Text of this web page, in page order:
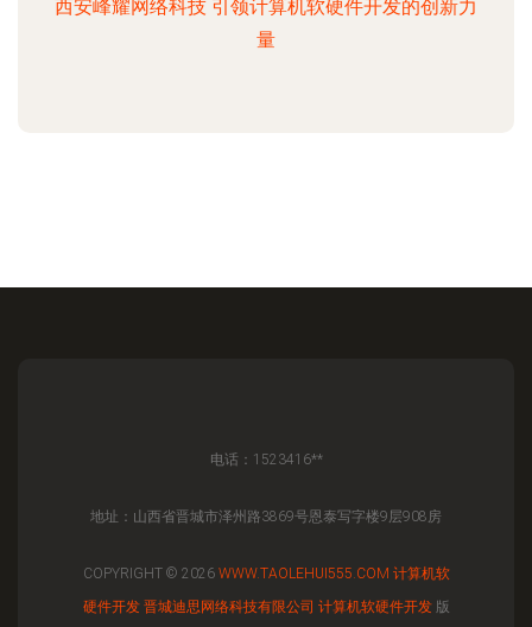
西安峰耀网络科技 引领计算机软硬件开发的创新力
量
电话：1523416**
地址：山西省晋城市泽州路3869号恩泰写字楼9层908房
COPYRIGHT © 2026 WWW.TAOLEHUI555.COM 计算机软
硬件开发 晋城迪思网络科技有限公司 计算机软硬件开发版